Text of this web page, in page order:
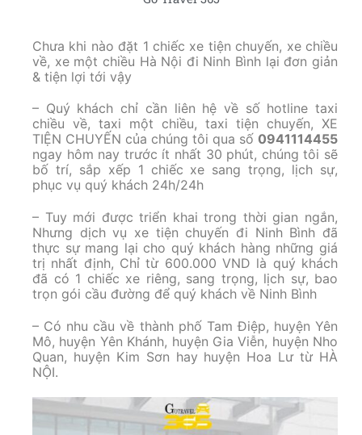
Chưa khi nào đặt 1 chiếc xe tiện chuyến, xe chiều
về, xe một chiều Hà Nội đi Ninh Bình lại đơn giản
& tiện lợi tới vậy
– Quý khách chỉ cần liên hệ về số hotline taxi
chiều về, taxi một chiều, taxi tiện chuyến, XE
TIỆN CHUYẾN của chúng tôi qua số 0941114455
ngay hôm nay trước ít nhất 30 phút, chúng tôi sẽ
bố trí, sắp xếp 1 chiếc xe sang trọng, lịch sự,
phục vụ quý khách 24h/24h
– Tuy mới được triển khai trong thời gian ngắn,
Nhưng dịch vụ xe tiện chuyến đi Ninh Bình đã
thực sự mang lại cho quý khách hàng những giá
trị nhất định, Chỉ từ 600.000 VND là quý khách
đã có 1 chiếc xe riêng, sang trọng, lịch sự, bao
trọn gói cầu đường để quý khách về Ninh Bình
– Có nhu cầu về thành phố Tam Điệp, huyện Yên
Mô, huyện Yên Khánh, huyện Gia Viễn, huyện Nho
Quan, huyện Kim Sơn hay huyện Hoa Lư từ HÀ
NỘI.